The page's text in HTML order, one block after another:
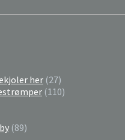
her (27)
(110)
(89)